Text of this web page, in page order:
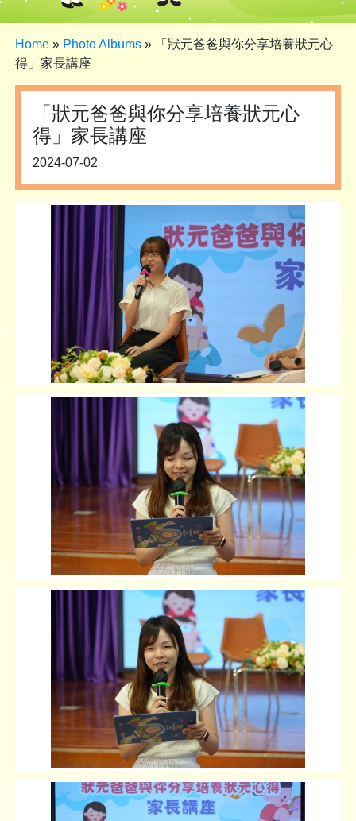
Home » Photo Albums »
「狀元爸爸與你分享培養狀元心
得」家長講座
「狀元爸爸與你分享培養狀元心
得」家長講座
2024-07-02